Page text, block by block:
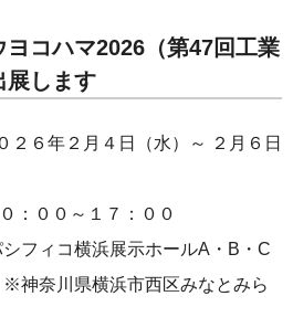
ヨコハマ2026（第47回工業
展します
月４日（水）～ ２月６日
０～１７：００
浜展示ホールA・B・C
市西区みなとみら